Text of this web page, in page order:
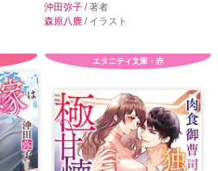
沖田弥子 / 著者
森原八鹿 / イラスト
エタニティ文庫・赤